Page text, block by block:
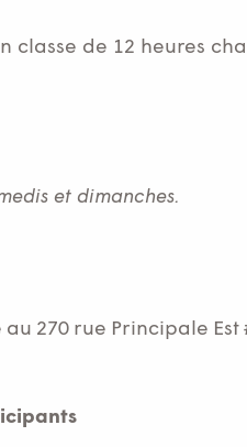
de 12 heures
et dimanches.
270 rue Principale Est